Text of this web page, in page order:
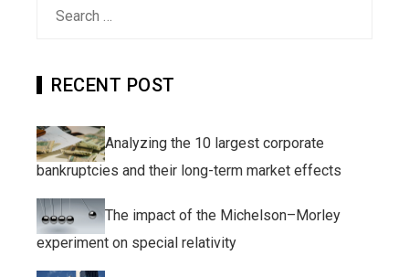
RECENT POST
Analyzing the 10 largest corporate
bankruptcies and their long-term market effects
The impact of the Michelson–Morley
experiment on special relativity